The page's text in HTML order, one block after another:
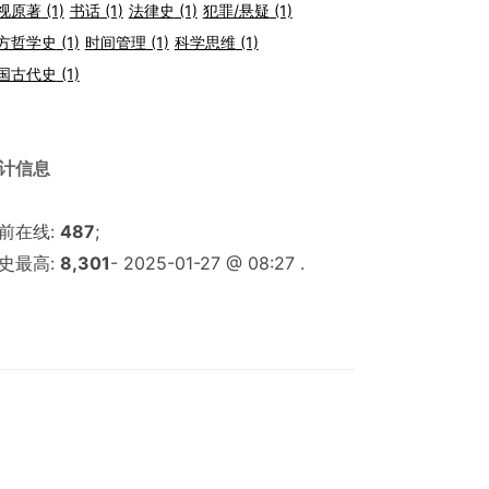
原著(1) 书话(1) 法律史 (1) 犯罪/悬疑 (1)
哲学史 (1) 时间管理 (1) 科学思维(1)
古代史 (1)
信息
在线: 487;
最高: 8,301- 2025-01-27 @ 08:27 .